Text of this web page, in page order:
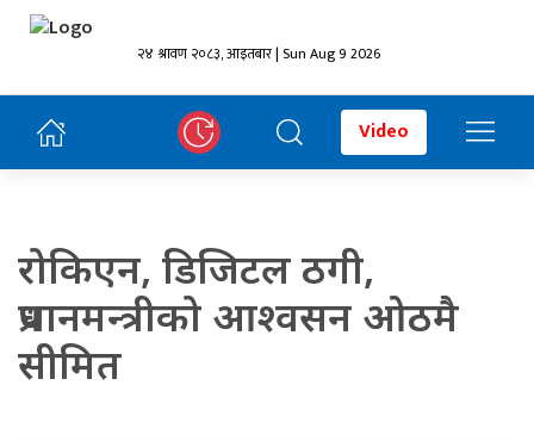
२४ श्रावण २०८३, आइतबार | Sun Aug 9 2026
Video
रोकिएन, डिजिटल ठगी,
प्रधानमन्त्रीको आश्वसन ओठमै
सीमित